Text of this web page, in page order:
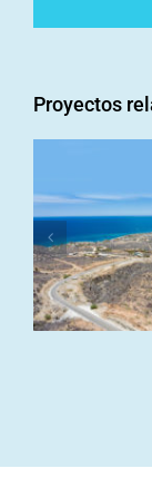
Proyectos
Barriles-
Rancho
Corazón
Todos